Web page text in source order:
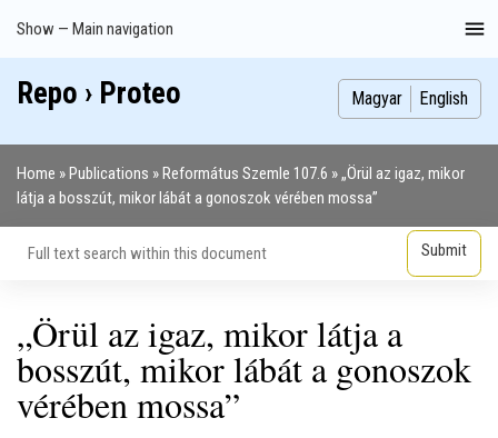
Main
navigation
Show — Main navigation
Index
Publications
Theses
Images
Contributors
Repo › Proteo Magyar English
Breadcrumb
Home Publications Református Szemle 107.6
„Örül az igaz, mikor
látja a bosszút, mikor lábát a gonoszok vérében mossa”
„Örül az igaz, mikor látja a
bosszút, mikor lábát a gonoszok
vérében mossa”